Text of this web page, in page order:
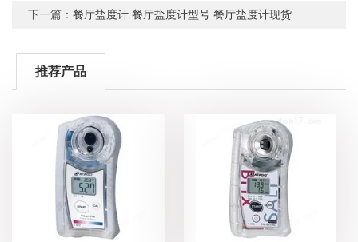
下一篇：餐厅盐度计 餐厅盐度计型号 餐厅盐度计现货
推荐产品